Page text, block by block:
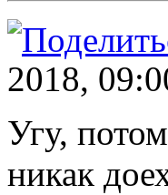
2018,
Угу,
никак